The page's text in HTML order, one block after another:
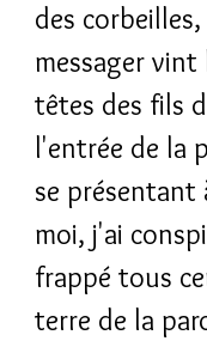
des
messager
têtes des fils
l'entrée de la
se
moi, j'ai
frappé tous
terre de la